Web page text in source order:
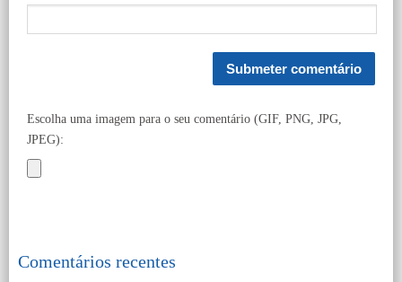
Escolha uma imagem para o seu comentário (GIF, PNG, JPG,
JPEG):
Comentários recentes